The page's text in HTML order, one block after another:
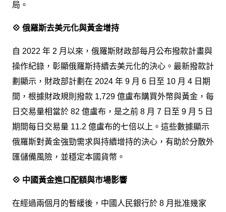
局。
💠 俄羅斯去美元化與黃金增持
自 2022 年 2 月以來，俄羅斯財政部每月公布撥款計畫與
操作紀錄，彰顯俄羅斯持續去美元化的決心。最新撥款計
劃顯示，財政部計劃在 2024 年 9 月 6 日至 10 月 4 日期
間，根據財政規則撥款 1,729 億盧布購買外幣與黃金，每
日交易量相當於 82 億盧布，是之前 8 月 7 日至 9 月 5 日
期間每日交易量 11.2 億盧布的七倍以上。這些數據顯示
俄羅斯對黃金強勁需求與持續增持的決心，有助於分散外
匯儲備風險，並穩定本國貨幣。
💠 中國黃金進口配額與市場影響
在經過兩個月的暫緩後，中國人民銀行於 8 月批准幾家